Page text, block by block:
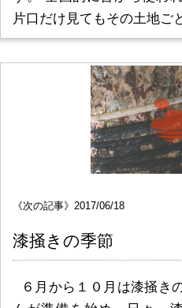
片口だけ見てもその土地ご
《次の記事》2017/06/18
漆掻きの季節
６月から１０月は漆掻き